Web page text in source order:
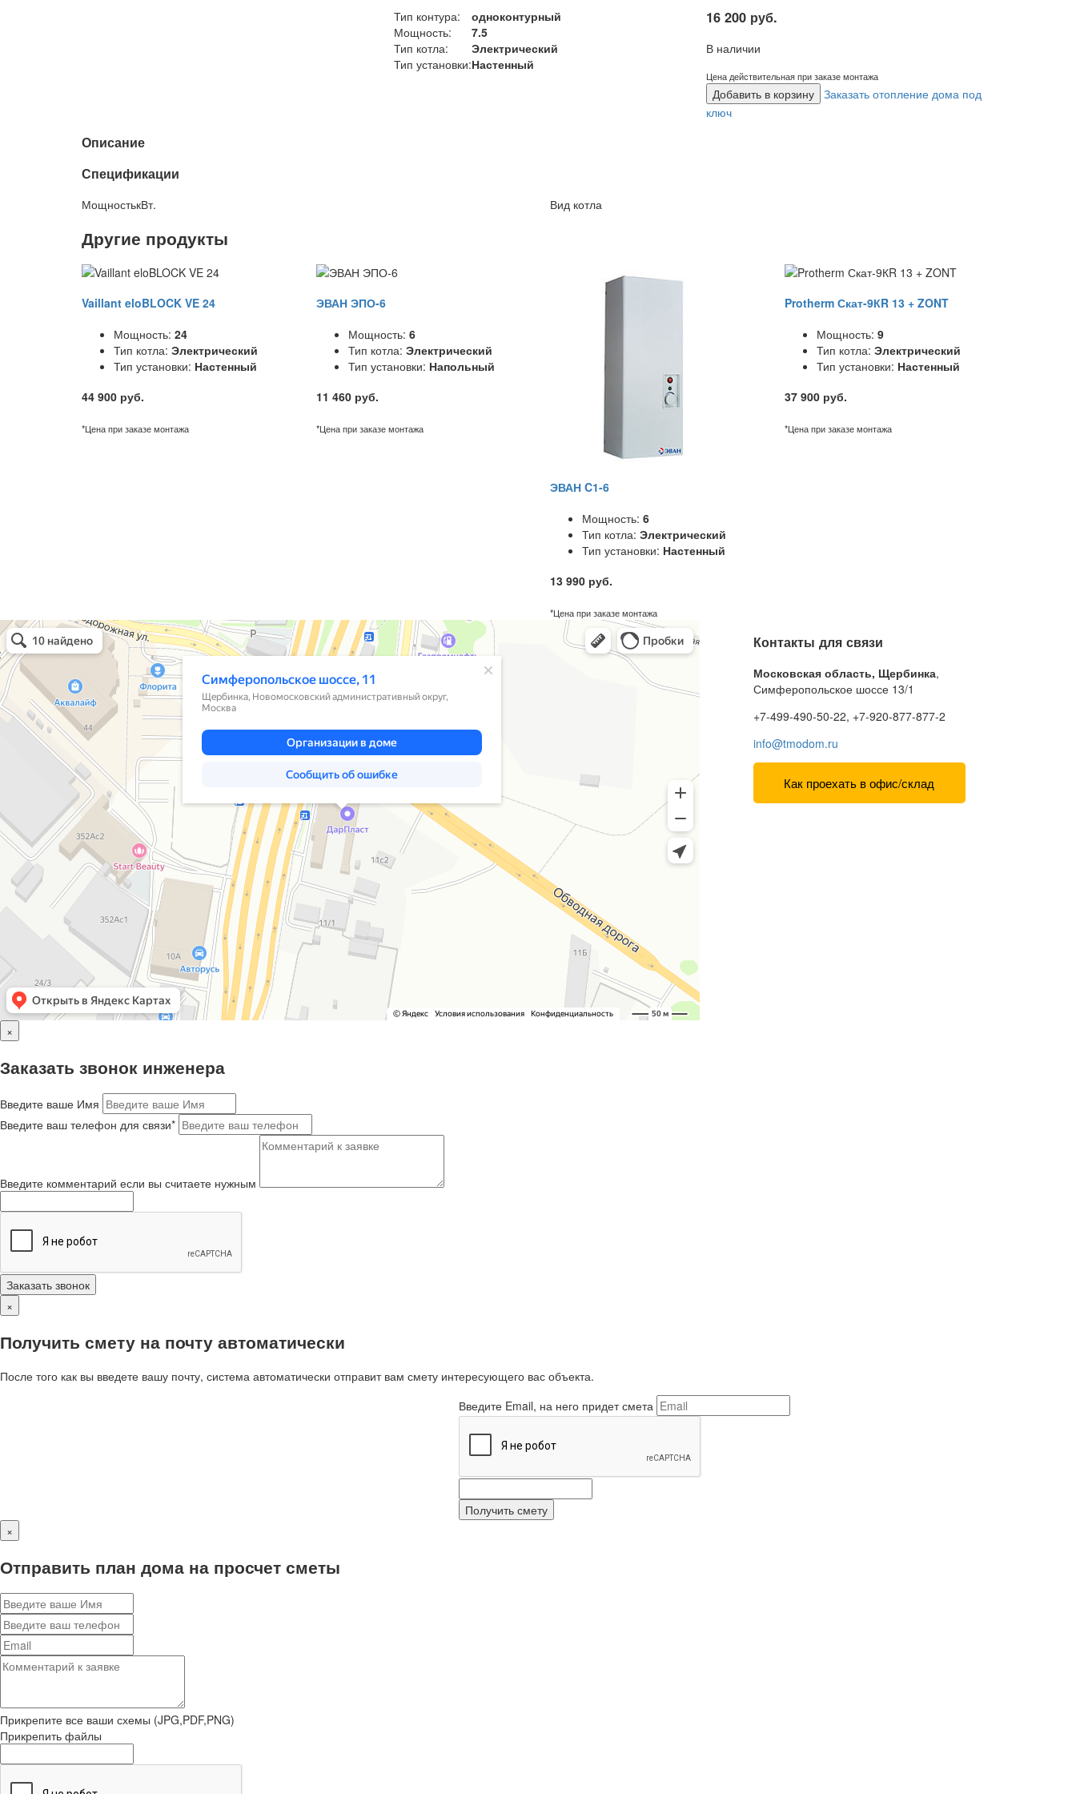
Тип контура:
одноконтурный
Мощность:
7.5
Тип котла:
Электрический
Тип установки:Настенный
16 200 руб.
В наличии
Цена действительная при заказе монтажа
Добавить в корзину Заказать отопление дома под
ключ
Описание
Спецификации
МощностькВт. Вид котла
Другие продукты
Vaillant eloBLOCK VE 24
Мощность: 24
Тип котла: Электрический
Тип установки: Настенный
44 900 руб.
*Цена при заказе монтажа
ЭВАН ЭПО-6
Мощность: 6
Тип котла: Электрический
Тип установки: Напольный
11 460 руб.
*Цена при заказе монтажа
ЭВАН C1-6
Мощность: 6
Тип котла: Электрический
Тип установки: Настенный
13 990 руб.
*Цена при заказе монтажа
Protherm Скат-9КR 13 + ZONT
Мощность: 9
Тип котла: Электрический
Тип установки: Настенный
37 900 руб.
*Цена при заказе монтажа
Контакты для связи
Московская область, Щербинка,
Симферопольское шоссе 13/1
+7-499-490-50-22, +7-920-877-877-2
info@tmodom.ru
Как проехать в офис/склад
×
Заказать звонок инженера
Введите ваше Имя
Введите ваш телефон для связи*
Введите комментарий если вы считаете нужным
Заказать звонок
×
Получить смету на почту автоматически
После того как вы введете вашу почту, система автоматически отправит вам смету интересующего вас объекта.
Введите Email, на него придет смета
Получить смету
×
Отправить план дома на просчет сметы
Прикрепите все ваши схемы (JPG,PDF,PNG)
Прикрепить файлы